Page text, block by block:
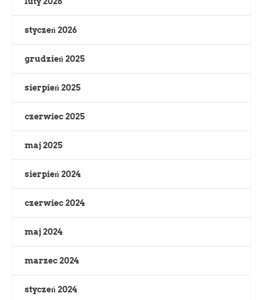
styczeń 2026
grudzień 2025
sierpień 2025
czerwiec 2025
maj 2025
sierpień 2024
czerwiec 2024
maj 2024
marzec 2024
styczeń 2024